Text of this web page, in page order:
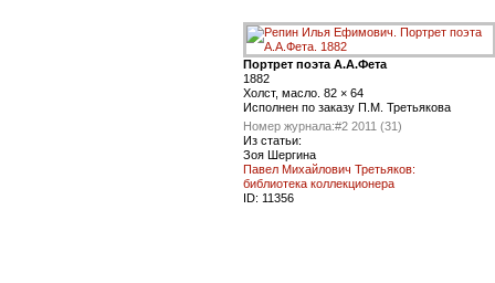
Портрет поэта А.А.Фета
1882
Холст, масло. 82 × 64
Исполнен по заказу П.М. Третьякова
Номер журнала:#2 2011 (31)
Из статьи:
Зоя Шергина
Павел Михайлович Третьяков:
библиотека коллекционера
ID: 11356